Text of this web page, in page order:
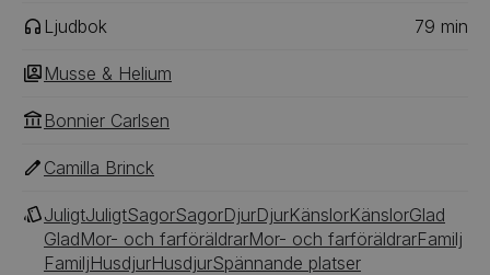
brådskande juluppdrag ...
Ljudbok 79 min
Musse & Helium
Bonnier Carlsen
Camilla Brinck
JuligtJuligtSagorSagorDjurDjurKänslorKänslorGlad
GladMor- och farföräldrarMor- och farföräldrarFamilj
FamiljHusdjurHusdjurSpännande platser